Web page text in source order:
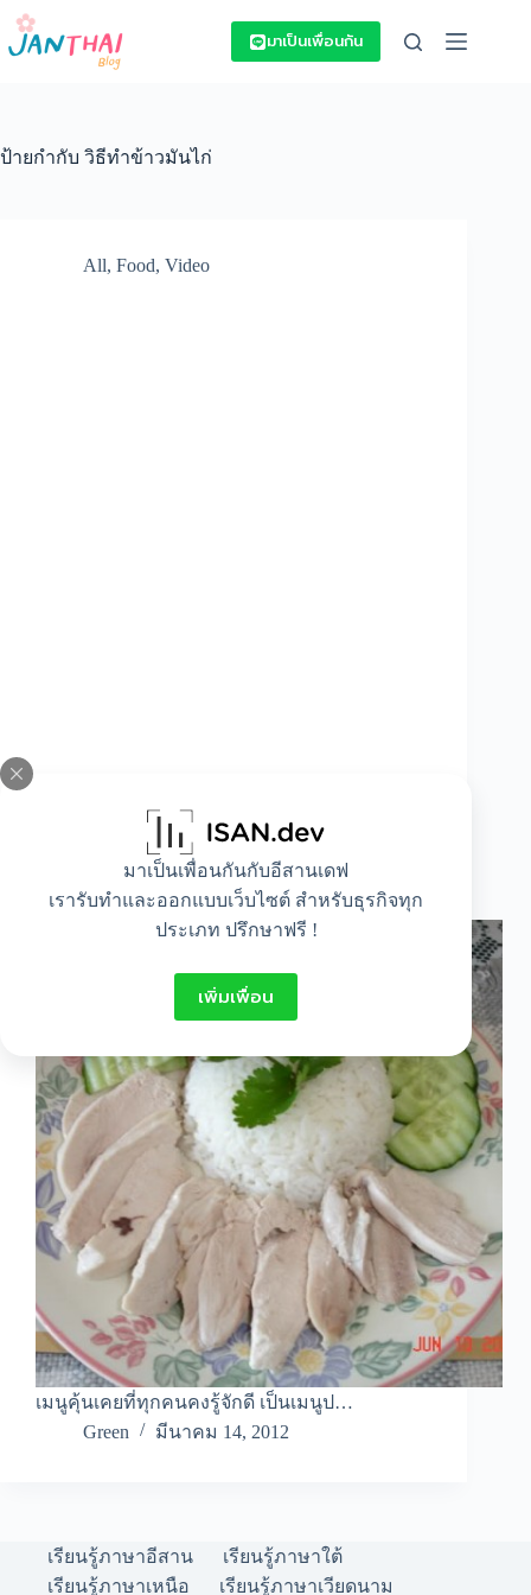
Skip
content
มาเป็นเพื่อนกันกับอีสานเดฟ
เรารับทำและออกแบบเว็บไซต์ สำหรับธุรกิจทุก
ประเภท ปรึกษาฟรี !
เพิ่มเพื่อน
มาเป็นเพื่อนกัน
ป้ายกำกับ วิธีทำข้าวมันไก่
All, Food, Video
วิธีทำข้าวมันไก่
เมนูคุ้นเคยที่ทุกคนคงรู้จักดี เป็นเมนูป…
Green
มีนาคม 14, 2012
เรียนรู้ภาษาอีสาน
เรียนรู้ภาษาใต้
เรียนรู้ภาษาเหนือ
เรียนรู้ภาษาเวียดนาม